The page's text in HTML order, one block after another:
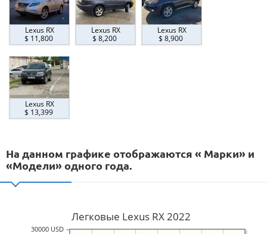
Lexus RX
$ 11,800
Lexus RX
$ 8,200
Lexus RX
$ 8,900
Lexus RX
$ 13,399
На данном графике отображаются « Марки» и
«Модели» одного года.
Легковые Lexus RX 2022
30000 USD